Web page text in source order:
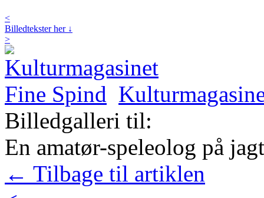
<
Billedtekster her ↓
>
Billedgalleri til:
En amatør-speleolog på
← Tilbage til artiklen